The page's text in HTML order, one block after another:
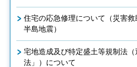
住宅の応急修理について（災害
半島地震）
宅地造成及び特定盛土等規制法（
法」）について